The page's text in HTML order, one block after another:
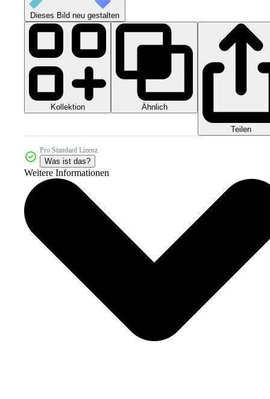
Dieses Bild neu gestalten
Kollektion Ähnlich
Teilen
Pro Standard Lizenz
Was ist das?
Weitere Informationen